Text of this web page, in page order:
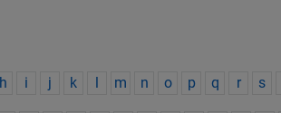
h i j k m n o p q r s